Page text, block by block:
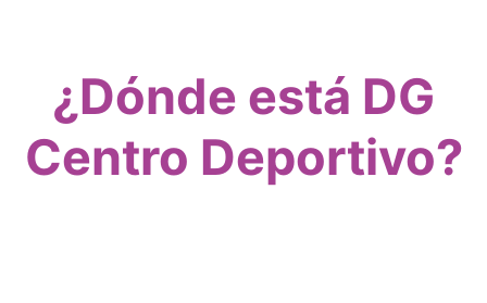
¿Dónde está DG
Centro Deportivo?